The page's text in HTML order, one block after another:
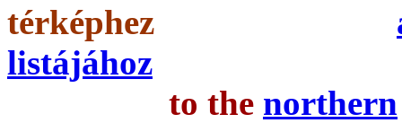
térképhez
listájához
to the northern